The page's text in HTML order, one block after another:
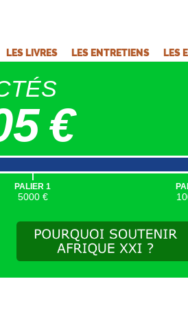
LES LIVRES LES ENTRETIENS LES
€
|
PALIER 1
5000 €